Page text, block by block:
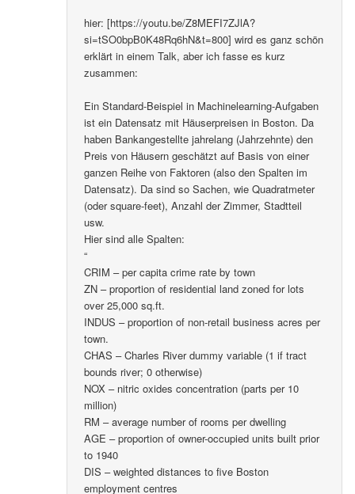
hier: [https://youtu.be/Z8MEFI7ZJlA?
si=tSO0bpB0K48Rq6hN&t=800] wird es ganz schön
erklärt in einem Talk, aber ich fasse es kurz
zusammen:
Ein Standard-Beispiel in Machinelearning-Aufgaben
ist ein Datensatz mit Häuserpreisen in Boston. Da
haben Bankangestellte jahrelang (Jahrzehnte) den
Preis von Häusern geschätzt auf Basis von einer
ganzen Reihe von Faktoren (also den Spalten im
Datensatz). Da sind so Sachen, wie Quadratmeter
(oder square-feet), Anzahl der Zimmer, Stadtteil
usw.
Hier sind alle Spalten:
“
CRIM – per capita crime rate by town
ZN – proportion of residential land zoned for lots
over 25,000 sq.ft.
INDUS – proportion of non-retail business acres per
town.
CHAS – Charles River dummy variable (1 if tract
bounds river; 0 otherwise)
NOX – nitric oxides concentration (parts per 10
million)
RM – average number of rooms per dwelling
AGE – proportion of owner-occupied units built prior
to 1940
DIS – weighted distances to five Boston
employment centres